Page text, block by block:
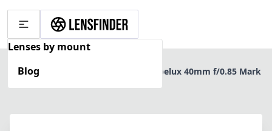
Lenses by mount
Blog
Home
KIPON Ibelux 40mm f/0.85 Mark